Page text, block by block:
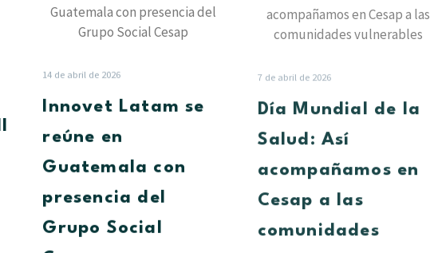
Latam
se
con
Grupo
Social
14 de abril de 2026
Innovet Latam se
reúne en
Guatemala con
presencia del
Grupo Social
Mundial
de
acompañamos
en
Cesap
a
comunidades
vulnerables
7 de abril de 2026
Día Mundial de la
Salud: Así
acompañamos en
Cesap a las
comunidades